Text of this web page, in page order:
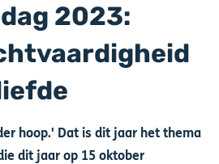
2023:
hoop.' Dat is dit jaar het thema
dit jaar op 15 oktober